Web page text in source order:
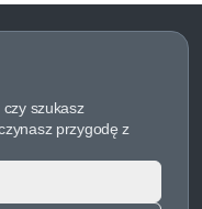
szukasz
przygodę z